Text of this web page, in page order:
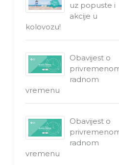
uz popuste i
akcije u
kolovozu!
Obavijest o
radnom
vremenu
Obavijest o
radnom
vremenu